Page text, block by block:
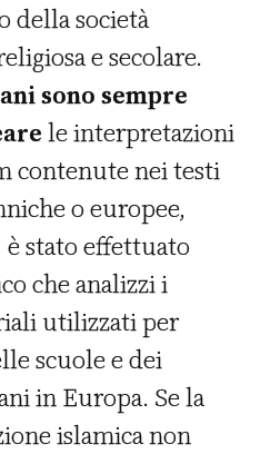
della società
e secolare.
sono sempre
le interpretazioni
contenute nei testi
o europee,
stato effettuato
che analizzi i
utilizzati per
scuole e dei
in Europa. Se la
islamica non